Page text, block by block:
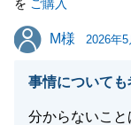
けくださいませ
今後ともよろし
を ご購入
M様
M様 2026年5
事情について
分からないこ